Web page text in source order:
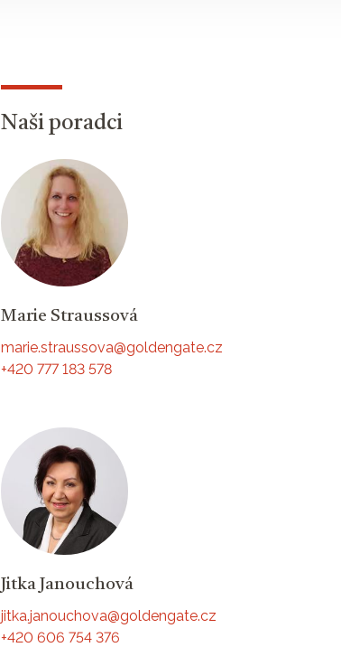
Naši poradci
Marie Straussová
marie.straussova@goldengate.cz
+420 777 183 578
Jitka Janouchová
jitka.janouchova@goldengate.cz
+420 606 754 376